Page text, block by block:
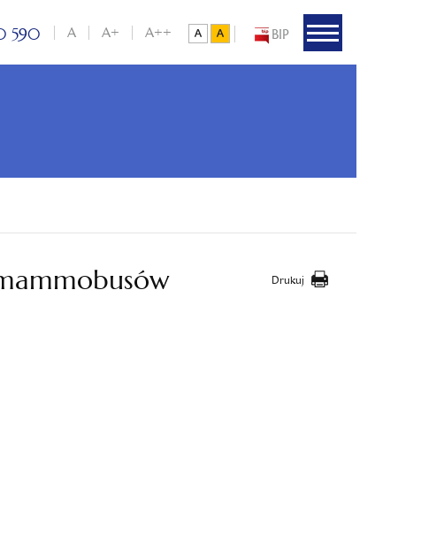
BIP
A A+ A++
590
Drukuj